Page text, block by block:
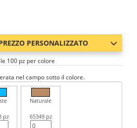
PERSONALIZZATO
100 pz per colore
nel campo sotto il colore.
pz
Naturale
65349 pz